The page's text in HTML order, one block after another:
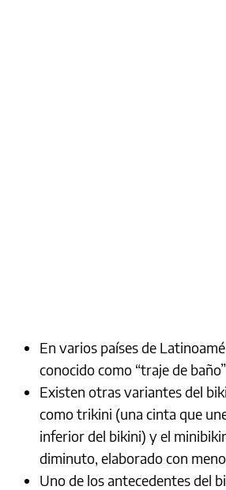
En varios países de
conocido como “traje de
Existen otras variantes del
como trikini (una cinta que
inferior del bikini) y el
diminuto, elaborado con
Uno de los antecedentes del